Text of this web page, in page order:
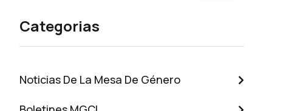
Categorias
Noticias De La Mesa De Género